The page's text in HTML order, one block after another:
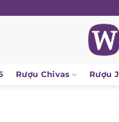
Rượu Chivas Rượu